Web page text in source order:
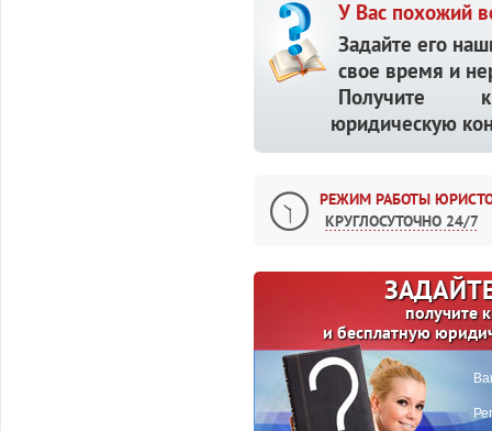
У Вас похожий
Задайте его
свое время и
Получите
юридическую
РЕЖИМ РАБОТЫ
КРУГЛОСУТОЧНО 24/7
получите
и бесплатную